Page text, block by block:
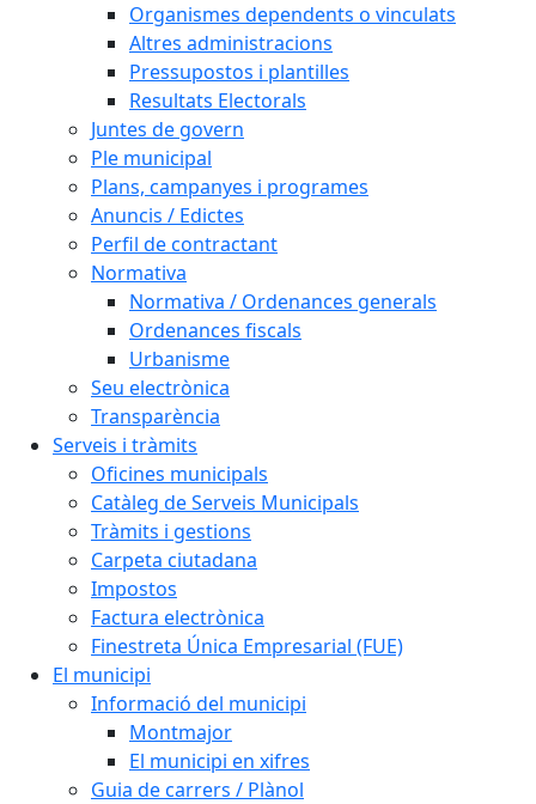
Organismes dependents o vinculats
Altres administracions
Pressupostos i plantilles
Resultats Electorals
Juntes de govern
Ple municipal
Plans, campanyes i programes
Anuncis / Edictes
Perfil de contractant
Normativa
Normativa / Ordenances generals
Ordenances fiscals
Urbanisme
Seu electrònica
Transparència
Serveis i tràmits
Oficines municipals
Catàleg de Serveis Municipals
Tràmits i gestions
Carpeta ciutadana
Impostos
Factura electrònica
Finestreta Única Empresarial (FUE)
El municipi
Informació del municipi
Montmajor
El municipi en xifres
Guia de carrers / Plànol